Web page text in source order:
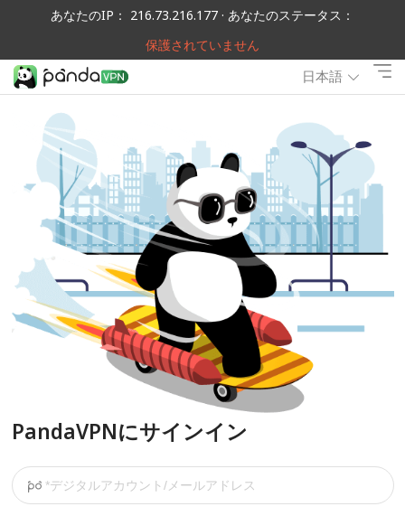
あなたのIP： 216.73.216.177 · あなたのステータス：
保護されていません
日本語
PandaVPNにサインイン